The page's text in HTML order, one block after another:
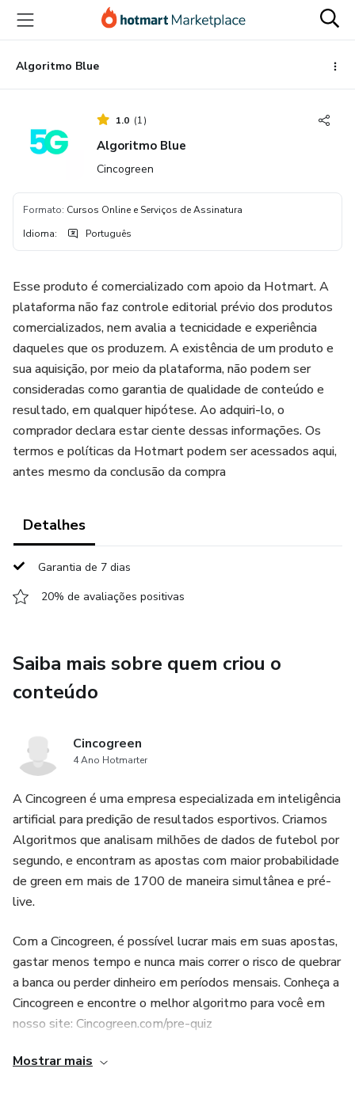
para
conteúdo
principal
para
pagamento
para
rodapé
Algoritmo Blue
1.0 (1)
Algoritmo Blue
Cincogreen
Formato: Cursos Online e Serviços de Assinatura
Idioma: Português
Esse produto é comercializado com apoio da Hotmart. A
plataforma não faz controle editorial prévio dos produtos
comercializados, nem avalia a tecnicidade e experiência
daqueles que os produzem. A existência de um produto e
sua aquisição, por meio da plataforma, não podem ser
consideradas como garantia de qualidade de conteúdo e
resultado, em qualquer hipótese. Ao adquiri-lo, o
comprador declara estar ciente dessas informações. Os
termos e políticas da Hotmart podem ser acessados aqui,
antes mesmo da conclusão da compra
Detalhes
Garantia de 7 dias
20% de avaliações positivas
Saiba mais sobre quem criou o
conteúdo
Cincogreen
4 Ano Hotmarter
A Cincogreen é uma empresa especializada em inteligência
artificial para predição de resultados esportivos. Criamos
Algoritmos que analisam milhões de dados de futebol por
segundo, e encontram as apostas com maior probabilidade
de green em mais de 1700 de maneira simultânea e pré-
live.
Com a Cincogreen, é possível lucrar mais em suas apostas,
gastar menos tempo e nunca mais correr o risco de quebrar
a banca ou perder dinheiro em períodos mensais. Conheça a
Cincogreen e encontre o melhor algoritmo para você em
nosso site: Cincogreen.com/pre-quiz
Mostrar mais